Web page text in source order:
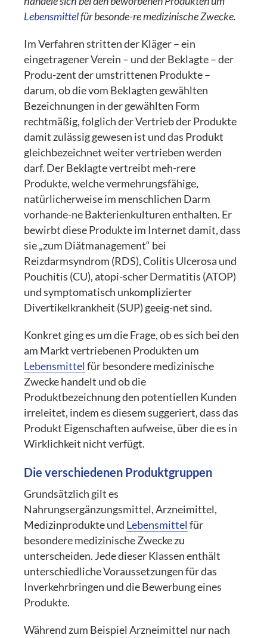
Lebensmittelfür besonde-re medizinische Zwecke.
Im Verfahren stritten der Kläger – ein
eingetragener Verein – und der Beklagte – der
Produ-zent der umstrittenen Produkte –
darum, ob die vom Beklagten gewählten
Bezeichnungen in der gewählten Form
rechtmäßig, folglich der Vertrieb der Produkte
damit zulässig gewesen ist und das Produkt
gleichbezeichnet weiter vertrieben werden
darf. Der Beklagte vertreibt meh-rere
Produkte, welche vermehrungsfähige,
natürlicherweise im menschlichen Darm
vorhande-ne Bakterienkulturen enthalten. Er
bewirbt diese Produkte im Internet damit, dass
sie „zum Diätmanagement“ bei
Reizdarmsyndrom (RDS), Colitis Ulcerosa und
Pouchitis (CU), atopi-scher Dermatitis (ATOP)
und symptomatisch unkomplizierter
Divertikelkrankheit (SUP) geeig-net sind.
Konkret ging es um die Frage, ob es sich bei den
am Markt vertriebenen Produkten um
Lebensmittel für besondere medizinische
Zwecke handelt und ob die
Produktbezeichnung den potentiellen Kunden
irreleitet, indem es diesem suggeriert, dass das
Produkt Eigenschaften aufweise, über die es in
Wirklichkeit nicht verfügt.
Die verschiedenen Produktgruppen
Grundsätzlich gilt es
Nahrungsergänzungsmittel, Arzneimittel,
Medizinprodukte und Lebensmittel für
besondere medizinische Zwecke zu
unterscheiden. Jede dieser Klassen enthält
unterschiedliche Voraussetzungen für das
Inverkehrbringen und die Bewerbung eines
Produkte.
Während zum Beispiel Arzneimittel nur nach